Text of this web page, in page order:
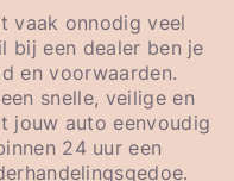
vaak onnodig veel
bij een dealer ben je
en voorwaarden.
snelle, veilige en
jouw auto eenvoudig
24 uur een